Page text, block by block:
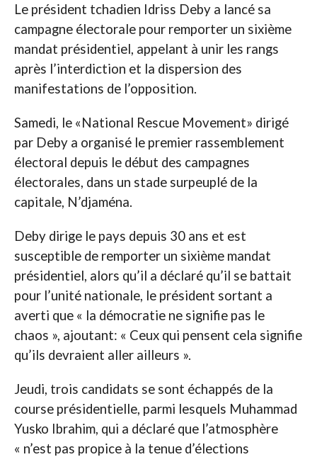
Le président tchadien Idriss Deby a lancé sa
campagne électorale pour remporter un sixième
mandat présidentiel, appelant à unir les rangs
après l’interdiction et la dispersion des
manifestations de l’opposition.
Samedi, le «National Rescue Movement» dirigé
par Deby a organisé le premier rassemblement
électoral depuis le début des campagnes
électorales, dans un stade surpeuplé de la
capitale, N’djaména.
Deby dirige le pays depuis 30 ans et est
susceptible de remporter un sixième mandat
présidentiel, alors qu’il a déclaré qu’il se battait
pour l’unité nationale, le président sortant a
averti que « la démocratie ne signifie pas le
chaos », ajoutant: « Ceux qui pensent cela signifie
qu’ils devraient aller ailleurs ».
Jeudi, trois candidats se sont échappés de la
course présidentielle, parmi lesquels Muhammad
Yusko Ibrahim, qui a déclaré que l’atmosphère
« n’est pas propice à la tenue d’élections